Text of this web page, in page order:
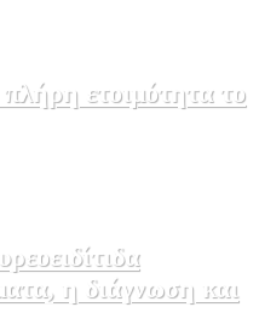
ετοιμότητα το
η διάγνωση και